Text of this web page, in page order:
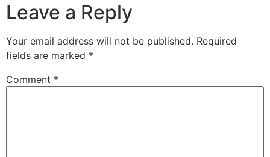
Leave a Reply
Your email address will not be published. Required
fields are marked *
Comment *